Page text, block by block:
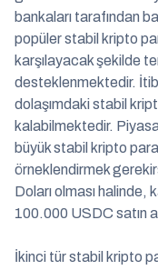
bankaları tarafından
popüler stabil kripto
karşılayacak şekilde
desteklenmektedir.
dolaşımdaki stabil
kalabilmektedir.
büyük stabil kripto
örneklendirmek
Doları olması halinde,
100.000 USDC satın
İkinci tür stabil kripto